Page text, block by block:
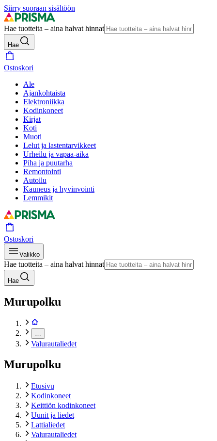
Siirry suoraan sisältöön
Hae tuotteita – aina halvat hinnat
Hae
Ostoskori
Ale
Ajankohtaista
Elektroniikka
Kodinkoneet
Kirjat
Koti
Muoti
Lelut ja lastentarvikkeet
Urheilu ja vapaa-aika
Piha ja puutarha
Remontointi
Autoilu
Kauneus ja hyvinvointi
Lemmikit
Ostoskori
Valikko
Hae tuotteita – aina halvat hinnat
Hae
Murupolku
Valurautaliedet
Murupolku
Etusivu
Kodinkoneet
Keittiön kodinkoneet
Uunit ja liedet
Lattialiedet
Valurautaliedet